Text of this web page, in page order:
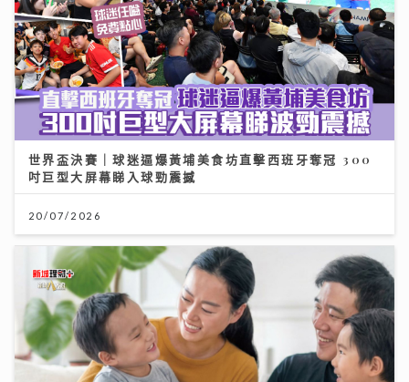
世界盃決賽｜球迷逼爆黃埔美食坊直擊西班牙奪冠 300
吋巨型大屏幕睇入球勁震撼
20/07/2026